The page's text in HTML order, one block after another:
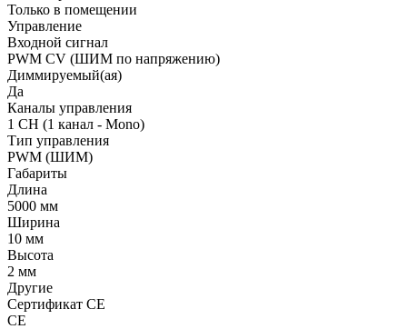
Только в помещении
Управление
Входной сигнал
PWM СV (ШИМ по напряжению)
Диммируемый(ая)
Да
Каналы управления
1 CH (1 канал - Mono)
Тип управления
PWM (ШИМ)
Габариты
Длина
5000 мм
Ширина
10 мм
Высота
2 мм
Другие
Сертификат CE
CE